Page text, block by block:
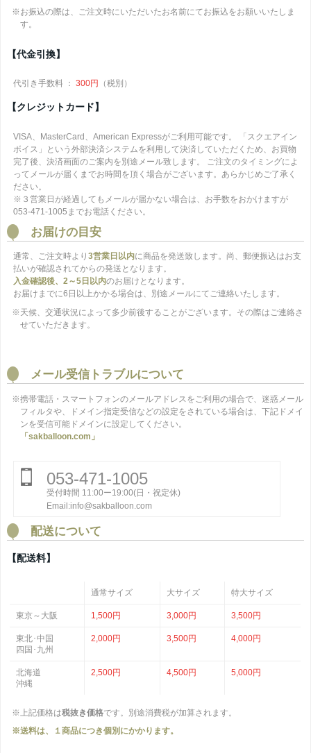
※お振込の際は、ご注文時にいただいたお名前にてお振込をお願いいたしま
す。
【代金引換】
代引き手数料 ： 300円 （税別）
【クレジットカード】
VISA、MasterCard、American Expressがご利用可能です。 「スクエアイン
ボイス」という外部決済システムを利用して決済していただくため、お買物
完了後、決済画面のご案内を別途メール致します。 ご注文のタイミングによ
ってメールが届くまでお時間を頂く場合がございます。あらかじめご了承く
ださい。
※３営業日が経過してもメールが届かない場合は、お手数をおかけますが
053-471-1005までお電話ください。
お届けの目安
通常、ご注文時より 3営業日以内に商品を発送致します。尚、郵便振込はお支
払いが確認されてからの発送となります。
入金確認後、2～5日以内のお届けとなります。
お届けまでに6日以上かかる場合は、別途メールにてご連絡いたします。
※天候、交通状況によって多少前後することがございます。その際はご連絡さ
せていただきます。
メール受信トラブルについて
※携帯電話・スマートフォンのメールアドレスをご利用の場合で、迷惑メール
フィルタや、ドメイン指定受信などの設定をされている場合は、下記ドメイ
ンを受信可能ドメインに設定してください。
「sakballoon.com」
053-471-1005
受付時間 11:00ー19:00(日・祝定休)
Email:info@sakballoon.com
配送について
【配送料】
通常サイズ 大サイズ 特大サイズ
東京～大阪 1,500円 3,000円 3,500円
東北･中国
四国･九州
2,000円 3,500円 4,000円
北海道
沖縄
2,500円 4,500円 5,000円
※上記価格は税抜き価格です。別途消費税が加算されます。
※送料は、１商品につき個別にかかります。